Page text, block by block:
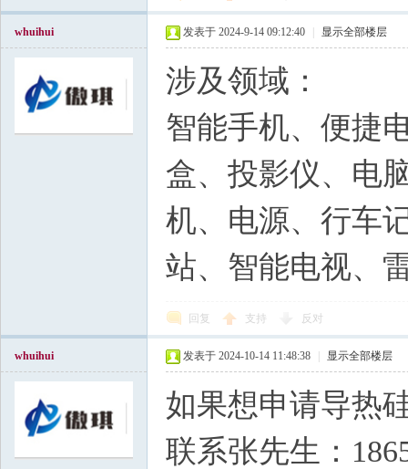
whuihui 发表于 2024-9-14 09:12:40 显示全部楼层
涉及领域：
智能手机、便捷
盒、投影仪、电
机、电源、行车
站、智能电视、
回复 支持 反对
whuihui 发表于 2024-10-14 11:48:38 显示全部楼层
如果想申请导热
联系张先生：